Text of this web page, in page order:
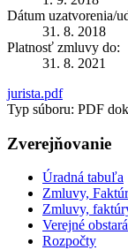
Dátum uzatvorenia/
31. 8. 2018
Platnosť zmluvy do:
31. 8. 2021
jurista.pdf
Typ súboru: PDF
Zverejňovanie
Úradná tabuľa
Zmluvy,
Zmluvy,
Verejné
Rozpočty